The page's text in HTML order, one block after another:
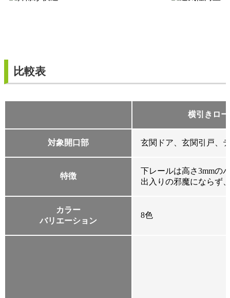
比較表
横引きロ
対象開口部 玄関ドア、玄関引戸、
特徴
下レールは高さ3mmの
出入りの邪魔にならず
カラー
バリエーション
8色